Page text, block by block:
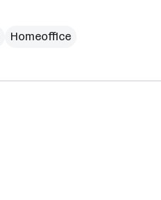
Homeoffice